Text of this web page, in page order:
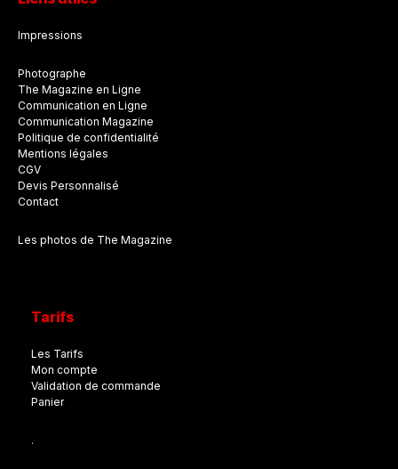
Impressions
Photographe
The Magazine en Ligne
Communication en Ligne
Communication Magazine
Politique de confidentialité
Mentions légales
CGV
Devis Personnalisé
Contact
Les photos de The Magazine
Tarifs
Les Tarifs
Mon compte
Validation de commande
Panier
.